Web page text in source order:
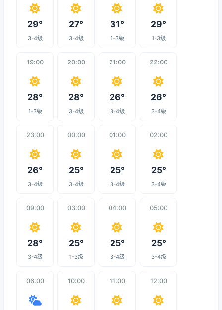
29°
3-4级
27°
3-4级
31°
1-3级
29°
1-3级
19:00
28°
1-3级
20:00
28°
3-4级
21:00
26°
3-4级
22:00
26°
3-4级
23:00
26°
3-4级
00:00
25°
3-4级
01:00
25°
3-4级
02:00
25°
3-4级
09:00
28°
3-4级
03:00
25°
1-3级
04:00
25°
3-4级
05:00
25°
3-4级
06:00 10:00 11:00 12:00